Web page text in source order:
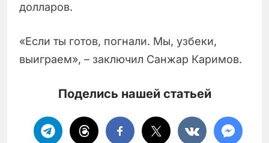
долларов.
«Если ты готов, погнали. Мы, узбеки,
выиграем», – заключил Санжар Каримов.
Поделись нашей статьей